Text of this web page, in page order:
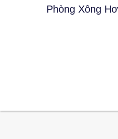
Phòng Xông